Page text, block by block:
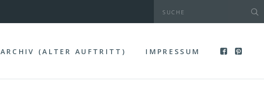
ARCHIV (ALTER AUFTRITT) IMPRESSUM